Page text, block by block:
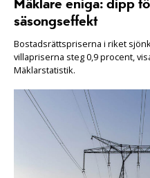
Mäklare eniga: dipp
säsongseffekt
Bostadsrättspriserna i riket
villapriserna steg 0,9 procent,
Mäklarstatistik.